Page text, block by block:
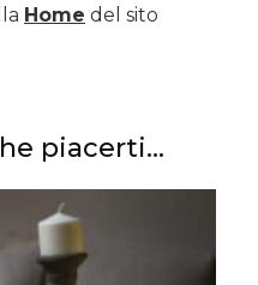
Home del sito
piacerti...